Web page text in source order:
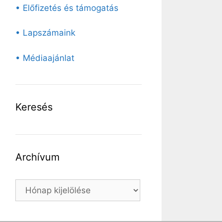
• Előfizetés és támogatás
• Lapszámaink
• Médiaajánlat
Keresés
Archívum
Archívum